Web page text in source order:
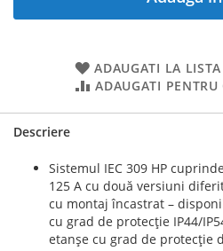
ADAUGATI LA
ADAUGATI PENTRU
Descriere
Sistemul IEC 309 HP
125 A cu două versiuni
cu montaj încastrat –
cu grad de protecţie IP44/
etanşe cu grad de protecţie